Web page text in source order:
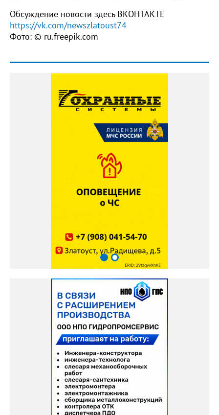
Обсуждение новости здесь ВКОНТАКТЕ
https://vk.com/newszlatoust74
Фото: © ru.freepik.com